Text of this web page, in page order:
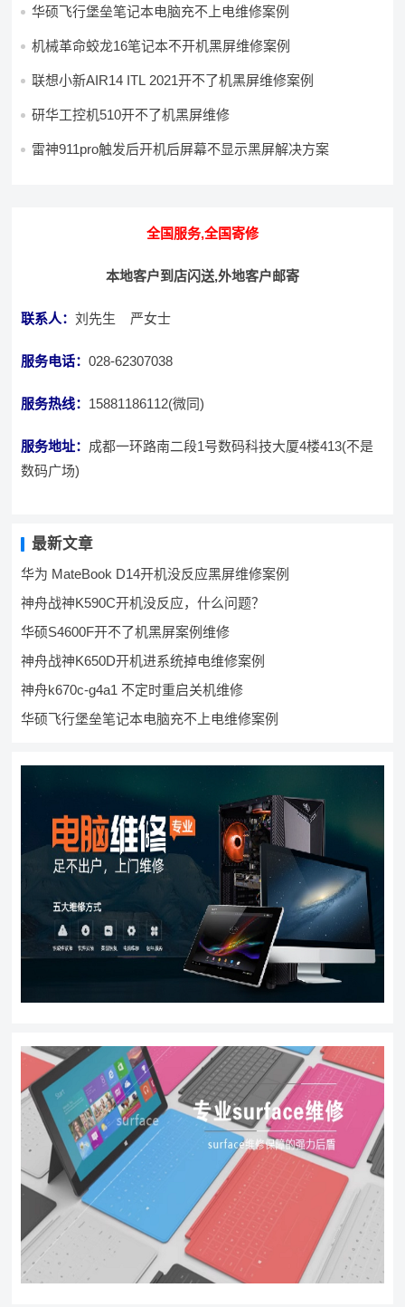
华硕飞行堡垒笔记本电脑充不上电维修案例
机械革命蛟龙16笔记本不开机黑屏维修案例
联想小新AIR14 ITL 2021开不了机黑屏维修案例
研华工控机510开不了机黑屏维修
雷神911pro触发后开机后屏幕不显示黑屏解决方案
全国服务,全国寄修
本地客户到店闪送,外地客户邮寄
联系人：刘先生 严女士
服务电话：028-62307038
服务热线： 15881186112(微同)
服务地址： 成都一环路南二段1号数码科技大厦4楼413(不是
数码广场)
最新文章
华为 MateBook D14开机没反应黑屏维修案例
神舟战神K590C开机没反应，什么问题？
华硕S4600F开不了机黑屏案例维修
神舟战神K650D开机进系统掉电维修案例
神舟k670c-g4a1 不定时重启关机维修
华硕飞行堡垒笔记本电脑充不上电维修案例